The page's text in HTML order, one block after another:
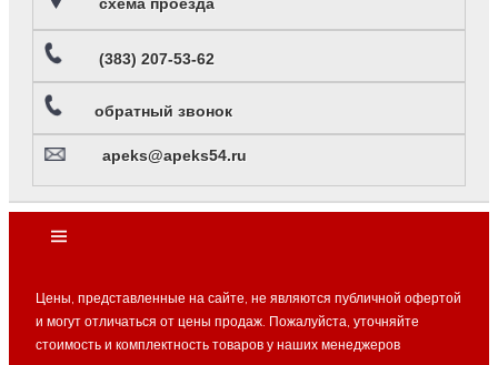
(383) 207-53-62
обратный звонок
apeks@apeks54.ru
Цены, представленные на сайте, не являются публичной офертой
и могут отличаться от цены продаж. Пожалуйста, уточняйте
стоимость и комплектность товаров у наших менеджеров